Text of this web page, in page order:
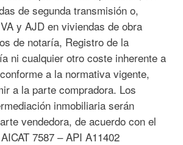
de segunda transmisión o,
y AJD en viviendas de obra
de notaría, Registro de la
ni cualquier otro coste inherente a
a la normativa vigente,
a la parte compradora. Los
inmobiliaria serán
vendedora, de acuerdo con el
7587 – API A11402